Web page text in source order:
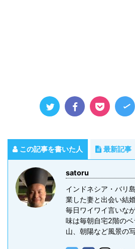
この記事を書いた人 最新記事
satoru
インドネシア・バリ
業した妻と出会い結
毎日ワイワイ言いな
味は毎朝自宅2階の
山、朝陽など風景の